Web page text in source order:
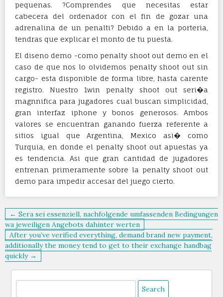
pequenas. ?Comprendes que necesitas estar
cabecera del ordenador con el fin de gozar una
adrenalina de un penalti? Debido a en la porteria,
tendras que explicar el monto de tu puesta.
El diseno demo -como penalty shoot out demo en el
caso de que nos lo olvidemos penalty shoot out sin
cargo- esta disponible de forma libre, hasta carente
registro. Nuestro 1win penalty shoot out seri�a
magnnifica para jugadores cual buscan simplicidad,
gran interfaz iphone y bonos generosos. Ambos
valores se encuentran ganando fuerza referente a
sitios igual que Argentina, Mexico asi� como
Turquia, en donde el penalty shoot out apuestas ya
es tendencia. Asi que gran cantidad de jugadores
entrenan primeramente sobre la penalty shoot out
demo para impedir accesar del juego cierto.
Post
navigation
← Sera sei essenziell, nachfolgende umfassenden Bedingungen
wa jeweiligen Angebots dahinter werten
After you’ve verified everything, demand brand new payment,
additionally the money tend to get to their exchange handbag
quickly →